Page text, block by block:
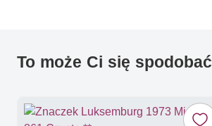
To może Ci się spodobać